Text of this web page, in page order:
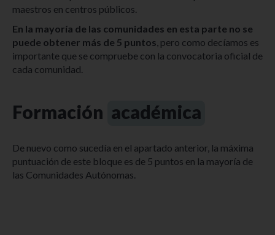
maestros en centros públicos.
En la mayoría de las comunidades en esta parte no se
puede obtener más de 5 puntos, pero como decíamos es
importante que se compruebe con la convocatoria oficial de
cada comunidad.
Formación académica
De nuevo como sucedía en el apartado anterior, la máxima
puntuación de este bloque es de 5 puntos en la mayoría de
las Comunidades Autónomas.